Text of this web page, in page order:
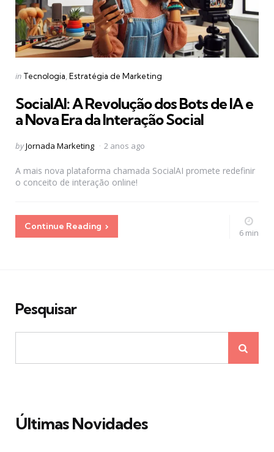
Categories
Posted
in Tecnologia Estratégia de Marketing
SocialAI: A Revolução dos Bots de IA e
a Nova Era da Interação Social
Posted
byJornada Marketing 2 anos ago
A mais nova plataforma chamada SocialAI promete redefinir
o conceito de interação online!
Continue Reading
6 min
Pesquisar
Últimas Novidades